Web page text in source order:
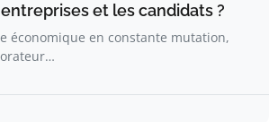
et les candidats ?
économique en constante mutation,